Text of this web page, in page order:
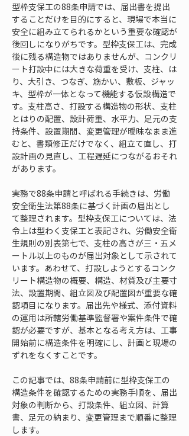
型枠支保工の88条申請では、届出書を提出
することだけを目的にすると、現場で本当に
安全に組み立てられるかという重要な確認が
後回しになりがちです。型枠支保工は、完成
後に残る構造物ではありませんが、コンクリ
ート打設中には大きな荷重を受け、支柱、は
り、大引き、つなぎ、筋かい、敷板、ジャッ
キ、型枠が一体となって機能する仮設構造で
す。支柱高さ、打設する構造物の形状、支柱
とはりの配置、設計荷重、水平力、足元の支
持条件、設置期間、変更管理が曖昧なまま進
むと、書類修正だけでなく、組立て直し、打
設計画の見直し、工程遅延につながるおそれ
があります。
実務で88条申請と呼ばれる手続きは、労働
安全衛生法第88条に基づく計画の届出とし
て整理されます。型枠支保工については、法
令上は型わく支保工と表記され、労働安全衛
生規則の別表第七で、支柱の高さが三・五メ
ートル以上のものが届出対象として示されて
います。あわせて、打設しようとするコンク
リート構造物の概要、構造、材質及び主要寸
法、設置期間、組立図及び配置図が重要な確
認項目になります。届出先や様式、添付資料
の運用は所轄労働基準監督署や案件条件で確
認が必要ですが、基本となる考え方は、工事
開始前に構造条件を明確にし、計画と現場の
ずれをなくすことです。
この記事では、88条申請前に型枠支保工の
構造条件を確認するための実務手順を、届出
対象の判断から、打設条件、組立図、計算
書、足元の納まり、変更管理まで順番に整理
します。